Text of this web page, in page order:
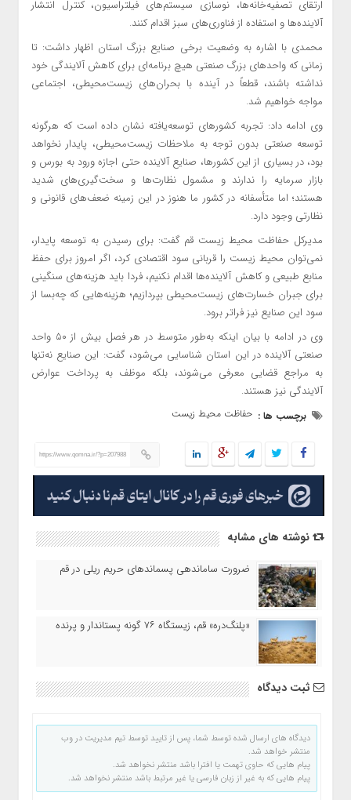
ارتقای تصفیه‌خانه‌ها، نوسازی سیستم‌های فیلتراسیون، کنترل انتشار
آلاینده‌ها و استفاده از فناوری‌های سبز اقدام کنند.
محمدی با اشاره به وضعیت برخی صنایع بزرگ استان اظهار داشت: تا
زمانی که واحدهای بزرگ صنعتی هیچ برنامه‌ای برای کاهش آلایندگی خود
نداشته باشند، قطعاً در آینده با بحران‌های زیست‌محیطی، اجتماعی
مواجه خواهیم شد.
وی ادامه داد: تجربه کشورهای توسعه‌یافته نشان داده است که هرگونه
توسعه صنعتی بدون توجه به ملاحظات زیست‌محیطی، پایدار نخواهد
بود، در بسیاری از این کشورها، صنایع آلاینده حتی اجازه ورود به بورس و
بازار سرمایه را ندارند و مشمول نظارت‌ها و سخت‌گیری‌های شدید
هستند؛ اما متأسفانه در کشور ما هنوز در این زمینه ضعف‌های قانونی و
نظارتی وجود دارد.
مدیرکل حفاظت محیط زیست قم گفت: برای رسیدن به توسعه پایدار،
نمی‌توان محیط زیست را قربانی سود اقتصادی کرد، اگر امروز برای حفظ
منابع طبیعی و کاهش آلاینده‌ها اقدام نکنیم، فردا باید هزینه‌های سنگینی
برای جبران خسارت‌های زیست‌محیطی بپردازیم؛ هزینه‌هایی که چه‌بسا از
سود این صنایع نیز فراتر برود.
وی در ادامه با بیان اینکه به‌طور متوسط در هر فصل بیش از ۵۰ واحد
صنعتی آلاینده در این استان شناسایی می‌شود، گفت: این صنایع نه‌تنها
به مراجع قضایی معرفی می‌شوند، بلکه موظف به پرداخت عوارض
آلایندگی نیز هستند.
برچسب ها : حفاظت محیط زیست
https://www.qomna.ir/?p=207988
نوشته های مشابه
ضرورت ساماندهی پسماند‌های حریم ریلی در قم
«پلنگ‌دره» قم، زیستگاه ۷۶ گونه پستاندار و پرنده
ثبت دیدگاه
دیدگاه های ارسال شده توسط شما، پس از تایید توسط تیم مدیریت در وب
منتشر خواهد شد.
پیام هایی که حاوی تهمت یا افترا باشد منتشر نخواهد شد.
پیام هایی که به غیر از زبان فارسی یا غیر مرتبط باشد منتشر نخواهد شد.